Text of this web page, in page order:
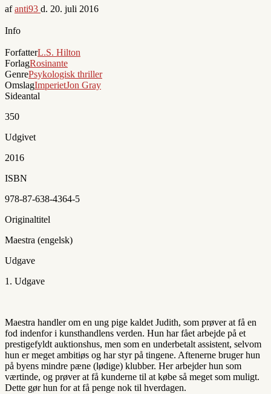
afanti93 d. 20. juli 2016
Info
ForfatterL.S. Hilton
ForlagRosinante
GenrePsykologisk thriller
OmslagImperietJon Gray
Sideantal
350
Udgivet
2016
ISBN
978-87-638-4364-5
Originaltitel
Maestra (engelsk)
Udgave
1. Udgave
Maestra handler om en ung pige kaldet Judith, som prøver at få en
fod indenfor i kunsthandlens verden. Hun har fået arbejde på et
prestigefyldt auktionshus, men som en underbetalt assistent, selvom
hun er meget ambitiøs og har styr på tingene. Aftenerne bruger hun
på byens mindre pæne (lødige) klubber. Her arbejder hun som
værtinde, og prøver at få kunderne til at købe så meget som muligt.
Dette gør hun for at få penge nok til hverdagen.